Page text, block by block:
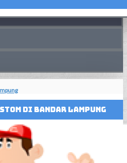
Di Bandar Lampung